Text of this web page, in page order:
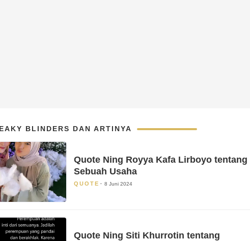
BLINDERS DAN ARTINYA
Quote Ning Royya Kafa Lirboyo tentang
Sebuah Usaha
QUOTE 8 Juni 2024
Quote Ning Siti Khurrotin tentang